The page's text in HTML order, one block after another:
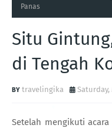
Panas
Situ
di Tengah
travelingika Saturday,
Setelah mengikuti